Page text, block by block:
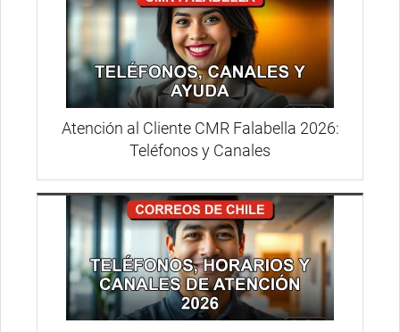
Atención al Cliente CMR Falabella 2026:
Teléfonos y Canales